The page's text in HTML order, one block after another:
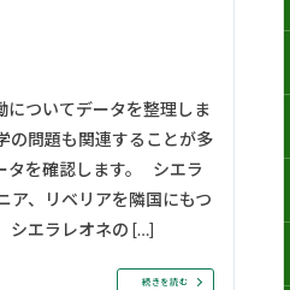
ついてデータを整理しま
の問題も関連することが多
タを確認します。 シエラ
ア、リベリアを隣国にもつ
シエラレオネの […]
続きを読む